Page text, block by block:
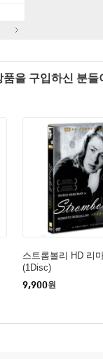
품을 구입하신 분
스트롬볼리 HD 리
(1Disc)
9,900원